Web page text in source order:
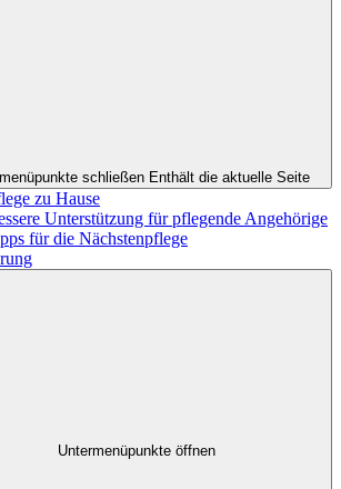
schließen Enthält die aktuelle Seite
zu Hause
Unterstützung für pflegende Angehörige
für die Nächstenpflege
Untermenüpunkte öffnen